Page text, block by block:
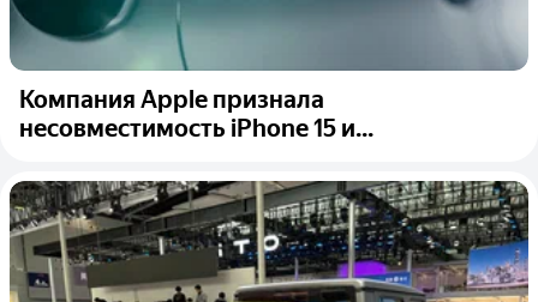
Компания Apple признала
несовместимость iPhone 15 и...